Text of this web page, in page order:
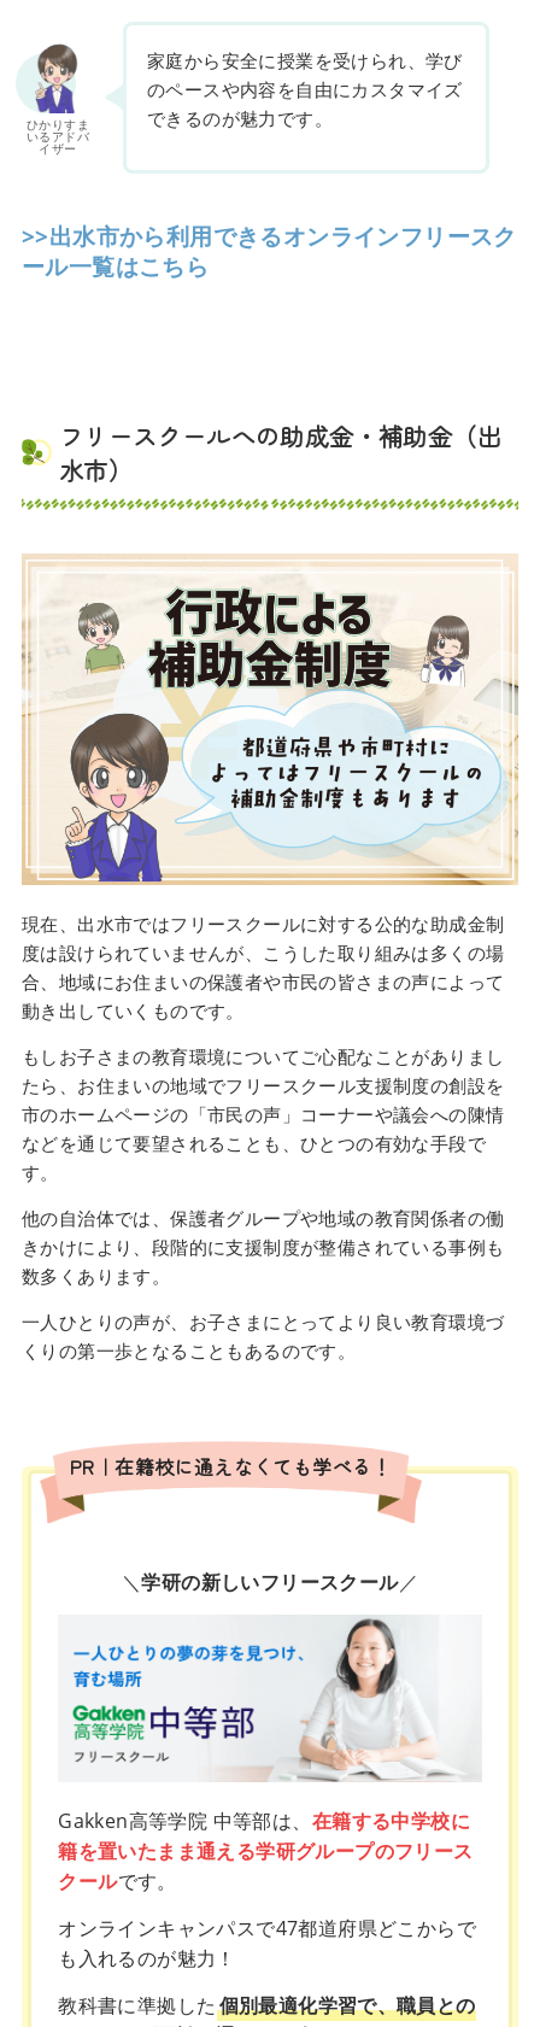
ひかりすま
いるアドバ
イザー
家庭から安全に授業を受けられ、学び
のペースや内容を自由にカスタマイズ
できるのが魅力です。
>>出水市から利用できるオンラインフリースク
ール一覧はこちら
フリースクールへの助成金・補助金（出
水市）
現在、出水市ではフリースクールに対する公的な助成金制
度は設けられていませんが、こうした取り組みは多くの場
合、地域にお住まいの保護者や市民の皆さまの声によって
動き出していくものです。
もしお子さまの教育環境についてご心配なことがありまし
たら、お住まいの地域でフリースクール支援制度の創設を
市のホームページの「市民の声」コーナーや議会への陳情
などを通じて要望されることも、ひとつの有効な手段で
す。
他の自治体では、保護者グループや地域の教育関係者の働
きかけにより、段階的に支援制度が整備されている事例も
数多くあります。
一人ひとりの声が、お子さまにとってより良い教育環境づ
くりの第一歩となることもあるのです。
PR｜在籍校に通えなくても学べる！
＼学研の新しいフリースクール／
Gakken高等学院 中等部は、 在籍する中学校に
籍を置いたまま通える学研グループのフリース
クールです。
オンラインキャンパスで47都道府県どこからで
も入れるのが魅力！
教科書に準拠した 個別最適化学習で、職員との